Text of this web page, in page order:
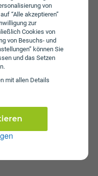
von
“Alle akzeptieren”
zur
Cookies von
von Besuchs- und
können Sie
und das Setzen
mit allen Details